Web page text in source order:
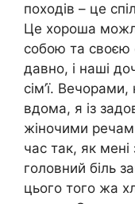
походів – це
Це хороша
собою та
давно, і наші
сім’ї.
вдома, я із
жіночими
час так, як
головний біль
цього того жа